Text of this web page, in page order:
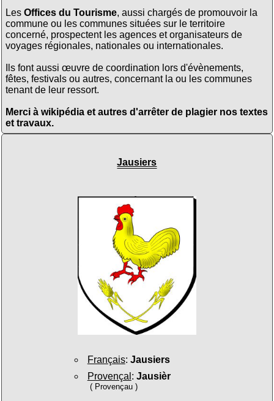
Les Offices du Tourisme, aussi chargés de promouvoir la
commune ou les communes situées sur le territoire
concerné, prospectent les agences et organisateurs de
voyages régionales, nationales ou internationales.
Ils font aussi œuvre de coordination lors d'évènements,
fêtes, festivals ou autres, concernant la ou les communes
tenant de leur ressort.
Merci à wikipédia et autres d'arrêter de plagier nos textes
et travaux.
Jausiers
Français: Jausiers
Provençal : Jausièr
( Provençau )